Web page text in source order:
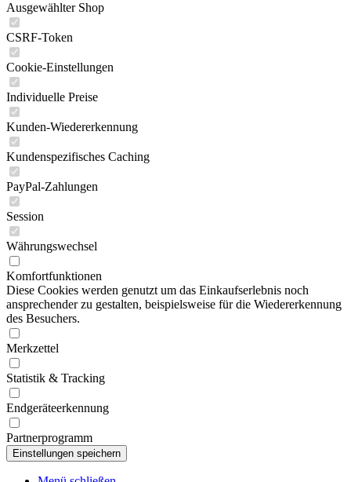
Ausgewählter Shop
CSRF-Token
Cookie-Einstellungen
Individuelle Preise
Kunden-Wiedererkennung
Kundenspezifisches Caching
PayPal-Zahlungen
Session
Währungswechsel
Komfortfunktionen
Diese Cookies werden genutzt um das Einkaufserlebnis noch
ansprechender zu gestalten, beispielsweise für die Wiedererkennung
des Besuchers.
Merkzettel
Statistik & Tracking
Endgeräteerkennung
Partnerprogramm